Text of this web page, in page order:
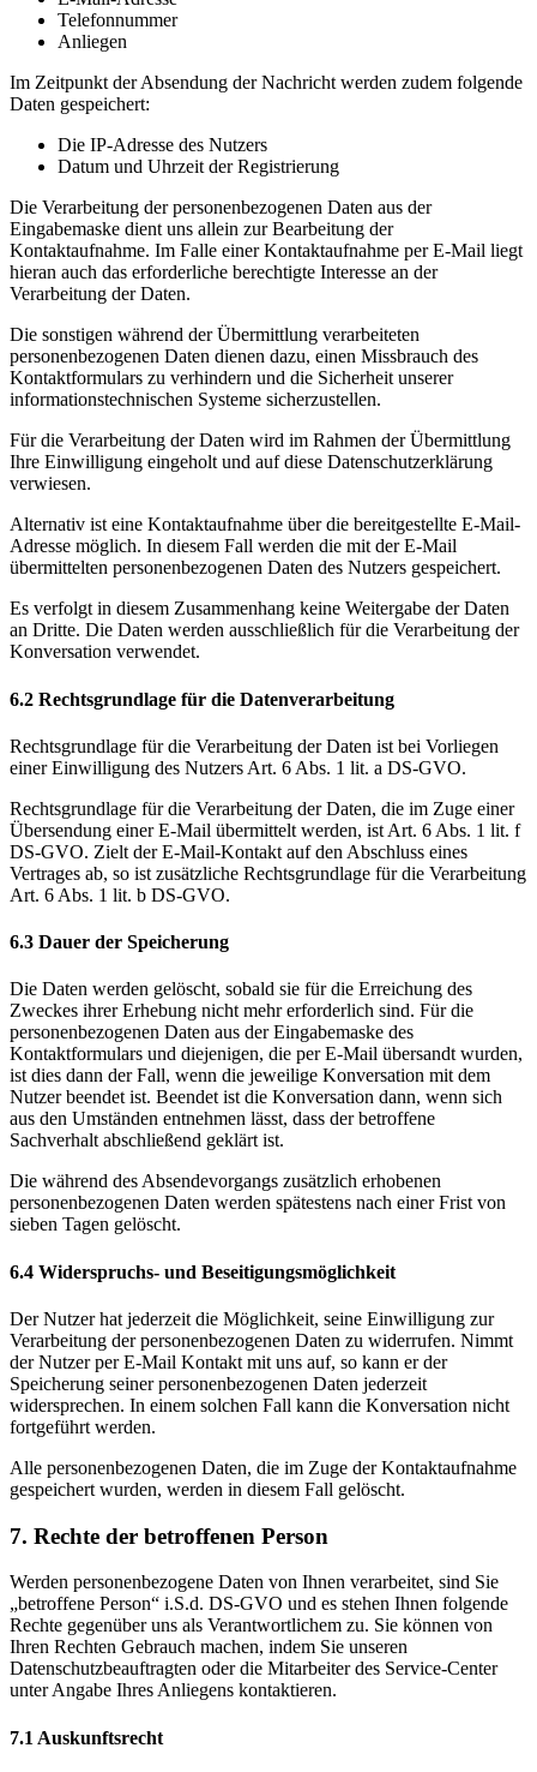
Telefonnummer
Anliegen
Im Zeitpunkt der Absendung der Nachricht werden zudem folgende
Daten gespeichert:
Die IP-Adresse des Nutzers
Datum und Uhrzeit der Registrierung
Die Verarbeitung der personenbezogenen Daten aus der
Eingabemaske dient uns allein zur Bearbeitung der
Kontaktaufnahme. Im Falle einer Kontaktaufnahme per E-Mail liegt
hieran auch das erforderliche berechtigte Interesse an der
Verarbeitung der Daten.
Die sonstigen während der Übermittlung verarbeiteten
personenbezogenen Daten dienen dazu, einen Missbrauch des
Kontaktformulars zu verhindern und die Sicherheit unserer
informationstechnischen Systeme sicherzustellen.
Für die Verarbeitung der Daten wird im Rahmen der Übermittlung
Ihre Einwilligung eingeholt und auf diese Datenschutzerklärung
verwiesen.
Alternativ ist eine Kontaktaufnahme über die bereitgestellte E-Mail-
Adresse möglich. In diesem Fall werden die mit der E-Mail
übermittelten personenbezogenen Daten des Nutzers gespeichert.
Es verfolgt in diesem Zusammenhang keine Weitergabe der Daten
an Dritte. Die Daten werden ausschließlich für die Verarbeitung der
Konversation verwendet.
6.2 Rechtsgrundlage für die Datenverarbeitung
Rechtsgrundlage für die Verarbeitung der Daten ist bei Vorliegen
einer Einwilligung des Nutzers Art. 6 Abs. 1 lit. a DS-GVO.
Rechtsgrundlage für die Verarbeitung der Daten, die im Zuge einer
Übersendung einer E-Mail übermittelt werden, ist Art. 6 Abs. 1 lit. f
DS-GVO. Zielt der E-Mail-Kontakt auf den Abschluss eines
Vertrages ab, so ist zusätzliche Rechtsgrundlage für die Verarbeitung
Art. 6 Abs. 1 lit. b DS-GVO.
6.3 Dauer der Speicherung
Die Daten werden gelöscht, sobald sie für die Erreichung des
Zweckes ihrer Erhebung nicht mehr erforderlich sind. Für die
personenbezogenen Daten aus der Eingabemaske des
Kontaktformulars und diejenigen, die per E-Mail übersandt wurden,
ist dies dann der Fall, wenn die jeweilige Konversation mit dem
Nutzer beendet ist. Beendet ist die Konversation dann, wenn sich
aus den Umständen entnehmen lässt, dass der betroffene
Sachverhalt abschließend geklärt ist.
Die während des Absendevorgangs zusätzlich erhobenen
personenbezogenen Daten werden spätestens nach einer Frist von
sieben Tagen gelöscht.
6.4 Widerspruchs- und Beseitigungsmöglichkeit
Der Nutzer hat jederzeit die Möglichkeit, seine Einwilligung zur
Verarbeitung der personenbezogenen Daten zu widerrufen. Nimmt
der Nutzer per E-Mail Kontakt mit uns auf, so kann er der
Speicherung seiner personenbezogenen Daten jederzeit
widersprechen. In einem solchen Fall kann die Konversation nicht
fortgeführt werden.
Alle personenbezogenen Daten, die im Zuge der Kontaktaufnahme
gespeichert wurden, werden in diesem Fall gelöscht.
7. Rechte der betroffenen Person
Werden personenbezogene Daten von Ihnen verarbeitet, sind Sie
„betroffene Person“ i.S.d. DS-GVO und es stehen Ihnen folgende
Rechte gegenüber uns als Verantwortlichem zu. Sie können von
Ihren Rechten Gebrauch machen, indem Sie unseren
Datenschutzbeauftragten oder die Mitarbeiter des Service-Center
unter Angabe Ihres Anliegens kontaktieren.
7.1 Auskunftsrecht